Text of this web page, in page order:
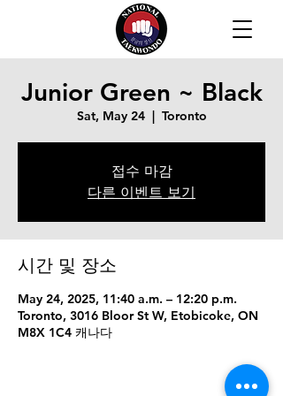
Junior Green ~ Black
Sat, May 24
  |
Toronto
접수 마감
다른 이벤트 보기
시간 및 장소
May 24, 2025, 11:40 a.m. – 12:20 p.m.
Toronto, 3016 Bloor St W, Etobicoke, ON
M8X 1C4 캐나다